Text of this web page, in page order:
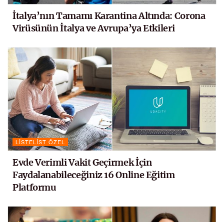
İtalya’nın Tamamı Karantina Altında: Corona
Virüsünün İtalya ve Avrupa’ya Etkileri
LISTELIST ÖZEL
Evde Verimli Vakit Geçirmek İçin
Faydalanabileceğiniz 16 Online Eğitim
Platformu